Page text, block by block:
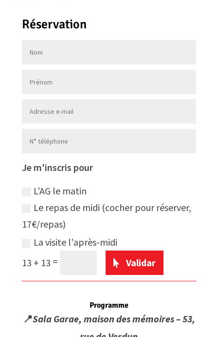
Réservation
Je m'inscris pour
L'AG le matin
Le repas de midi (cocher pour réserver,
17€/repas)
La visite l'après-midi
13 + 13 =
Validar
A
t
Programme
📍Sala Garae, maison des mémoires – 53,